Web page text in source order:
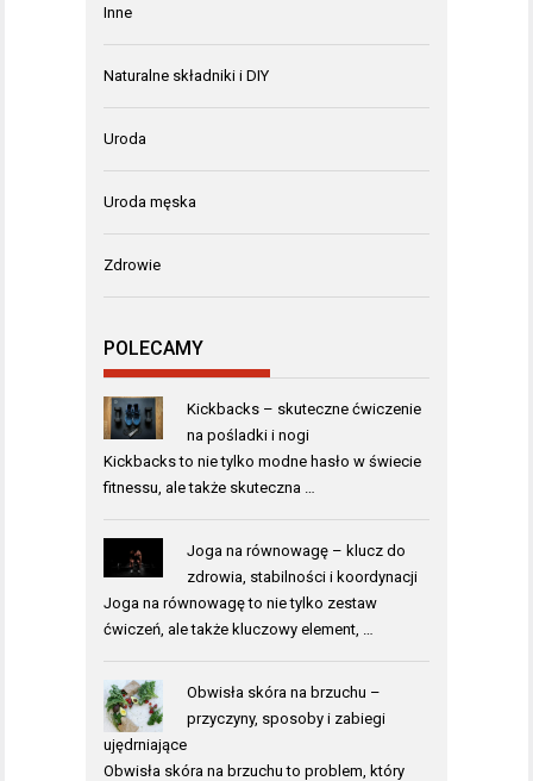
Inne
Naturalne składniki i DIY
Uroda
Uroda męska
Zdrowie
POLECAMY
Kickbacks – skuteczne ćwiczenie
na pośladki i nogi
Kickbacks to nie tylko modne hasło w świecie
fitnessu, ale także skuteczna …
Joga na równowagę – klucz do
zdrowia, stabilności i koordynacji
Joga na równowagę to nie tylko zestaw
ćwiczeń, ale także kluczowy element, …
Obwisła skóra na brzuchu –
przyczyny, sposoby i zabiegi
ujędrniające
Obwisła skóra na brzuchu to problem, który